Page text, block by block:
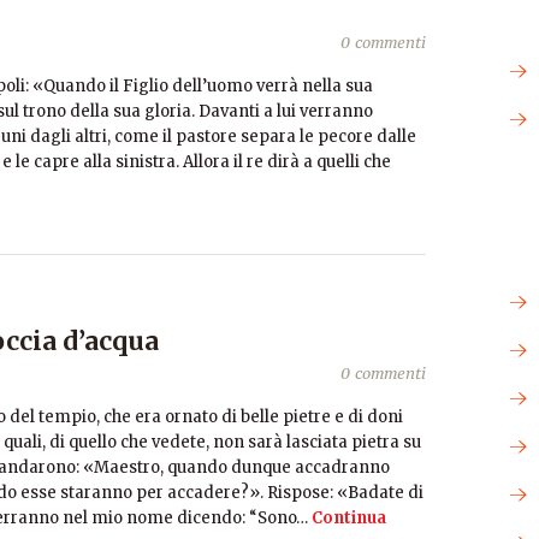
0 commenti
«Quando il Figlio dell’uomo verrà nella sua
trono della sua gloria. Davanti a lui verranno
dagli altri, come il pastore separa le pecore dalle
le capre alla sinistra. Allora il re dirà a quelli che
d’acqua
0 commenti
tempio, che era ornato di belle pietre e di doni
di quello che vedete, non sarà lasciata pietra su
«Maestro, quando dunque accadranno
esse staranno per accadere?». Rispose: «Badate di
nel mio nome dicendo: “Sono… Continua